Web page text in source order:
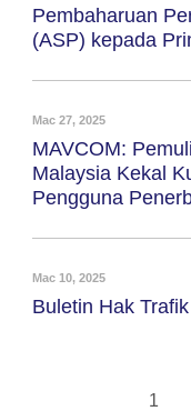
Pembaharuan
(ASP) kepada
Mac 27, 2025
MAVCOM:
Malaysia Kekal
Pengguna
Mac 10, 2025
Buletin Hak
1